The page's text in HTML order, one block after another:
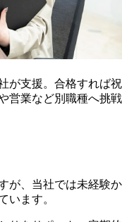
が支援。合格すれば祝
営業など別職種へ挑戦
が、当社では未経験か
います。